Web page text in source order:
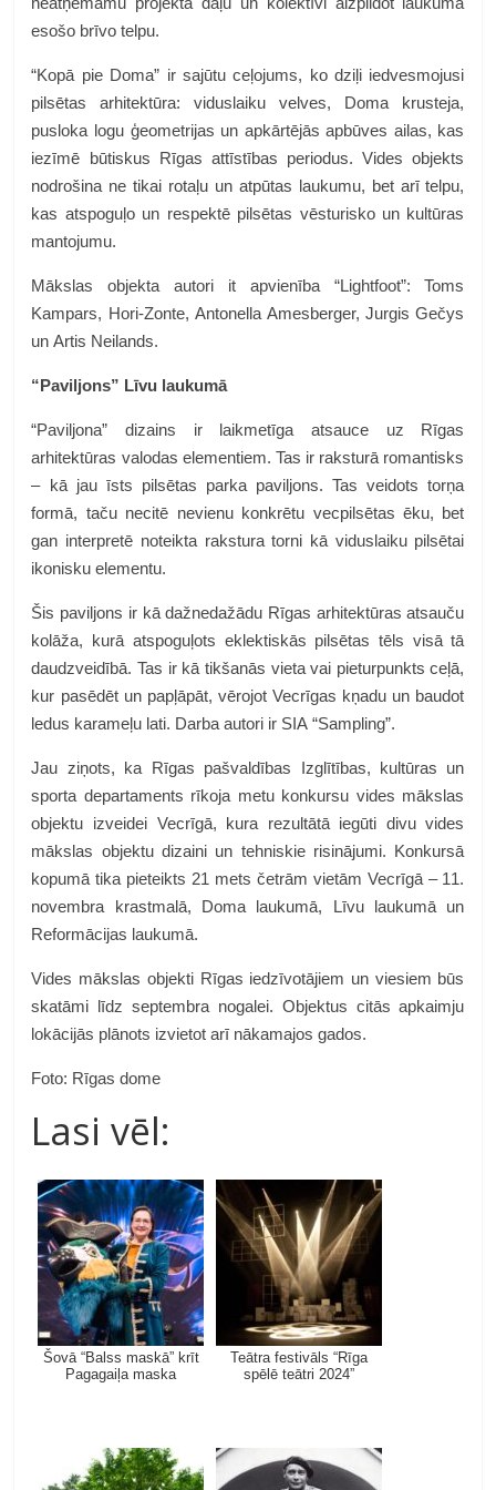
esošo brīvo telpu.
“Kopā pie Doma” ir sajūtu ceļojums, ko dziļi iedvesmojusi
pilsētas arhitektūra: viduslaiku velves, Doma krusteja,
pusloka logu ģeometrijas un apkārtējās apbūves ailas, kas
iezīmē būtiskus Rīgas attīstības periodus. Vides objekts
nodrošina ne tikai rotaļu un atpūtas laukumu, bet arī telpu,
kas atspoguļo un respektē pilsētas vēsturisko un kultūras
mantojumu.
Mākslas objekta autori it apvienība “Lightfoot”: Toms
Kampars, Hori-Zonte, Antonella Amesberger, Jurgis Gečys
un Artis Neilands.
“Paviljons” Līvu laukumā
“Paviljona” dizains ir laikmetīga atsauce uz Rīgas
arhitektūras valodas elementiem. Tas ir raksturā romantisks
– kā jau īsts pilsētas parka paviljons. Tas veidots torņa
formā, taču necitē nevienu konkrētu vecpilsētas ēku, bet
gan interpretē noteikta rakstura torni kā viduslaiku pilsētai
ikonisku elementu.
Šis paviljons ir kā dažnedažādu Rīgas arhitektūras atsauču
kolāža, kurā atspoguļots eklektiskās pilsētas tēls visā tā
daudzveidībā. Tas ir kā tikšanās vieta vai pieturpunkts ceļā,
kur pasēdēt un papļāpāt, vērojot Vecrīgas kņadu un baudot
ledus karameļu lati. Darba autori ir SIA “Sampling”.
Jau ziņots, ka Rīgas pašvaldības Izglītības, kultūras un
sporta departaments rīkoja metu konkursu vides mākslas
objektu izveidei Vecrīgā, kura rezultātā iegūti divu vides
mākslas objektu dizaini un tehniskie risinājumi. Konkursā
kopumā tika pieteikts 21 mets četrām vietām Vecrīgā – 11.
novembra krastmalā, Doma laukumā, Līvu laukumā un
Reformācijas laukumā.
Vides mākslas objekti Rīgas iedzīvotājiem un viesiem būs
skatāmi līdz septembra nogalei. Objektus citās apkaimju
lokācijās plānots izvietot arī nākamajos gados.
Foto: Rīgas dome
Lasi vēl:
Šovā “Balss maskā” krīt
Pagagaiļa maska
Teātra festivāls “Rīga
spēlē teātri 2024”